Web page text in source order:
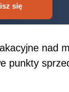
się
nad
punkty